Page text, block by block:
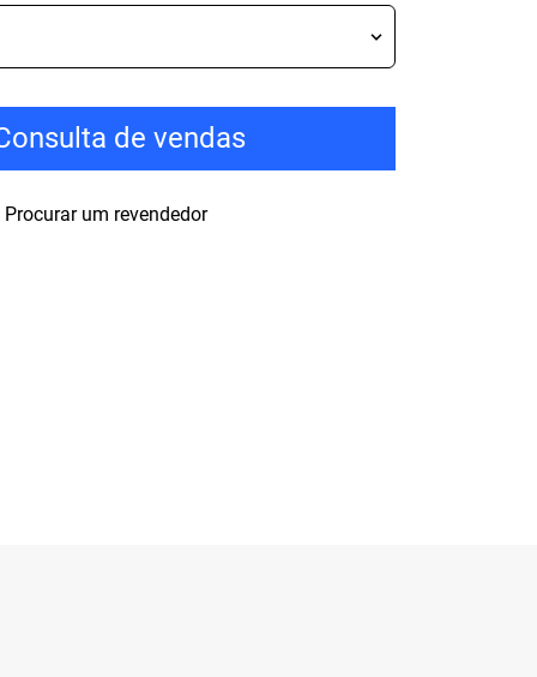
de vendas
Procurar um revendedor